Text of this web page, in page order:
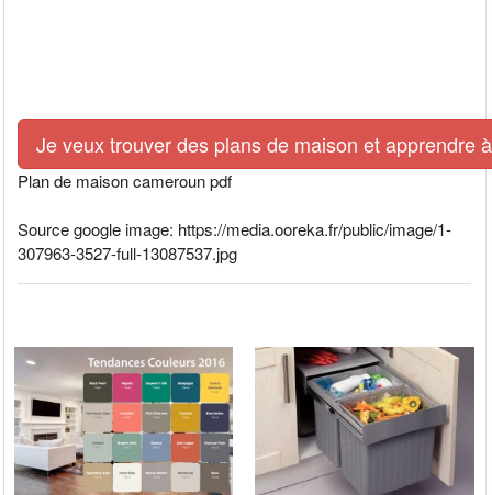
Je veux trouver des plans de maison et apprendre
Plan de maison cameroun pdf
Source google image: https://media.ooreka.fr/public/image/1-
307963-3527-full-13087537.jpg